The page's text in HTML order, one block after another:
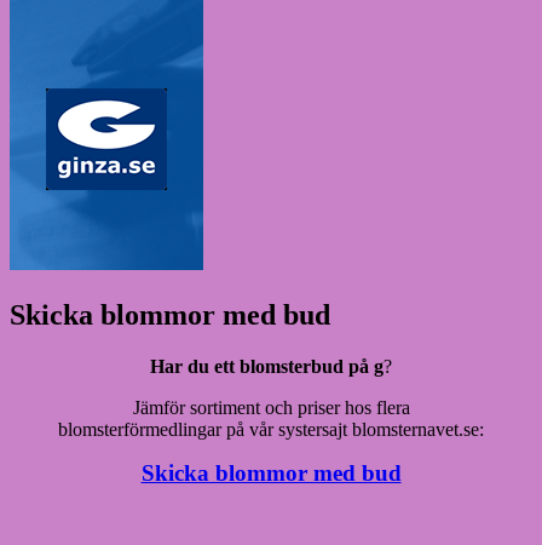
Skicka blommor med bud
Har du ett blomsterbud på g?
Jämför sortiment och priser hos flera
blomsterförmedlingar på vår systersajt blomsternavet.se:
Skicka blommor med bud